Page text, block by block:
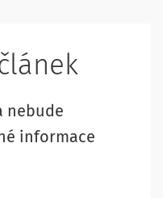
nebude
informace